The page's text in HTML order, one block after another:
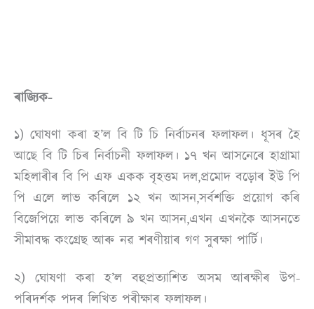
ৰাজ্যিক-
১) ঘোষণা কৰা হ’ল বি টি চি নিৰ্বাচনৰ ফলাফল। ধূসৰ হৈ
আছে বি টি চিৰ নিৰ্বাচনী ফলাফল। ১৭ খন আসনেৰে হাগ্ৰামা
মহিলাৰীৰ বি পি এফ একক বৃহত্তম দল,প্ৰমোদ বড়োৰ ইউ পি
পি এলে লাভ কৰিলে ১২ খন আসন,সৰ্বশক্তি প্ৰয়োগ কৰি
বিজেপিয়ে লাভ কৰিলে ৯ খন আসন,এখন এখনকৈ আসনতে
সীমাবদ্ধ কংগ্ৰেছ আৰু নৱ শৰণীয়াৰ গণ সুৰক্ষা পাৰ্টি।
২) ঘোষণা কৰা হ’ল বহুপ্ৰত্যাশিত অসম আৰক্ষীৰ উপ-
পৰিদৰ্শক পদৰ লিখিত পৰীক্ষাৰ ফলাফল।